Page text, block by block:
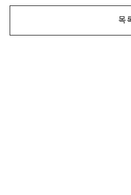
목